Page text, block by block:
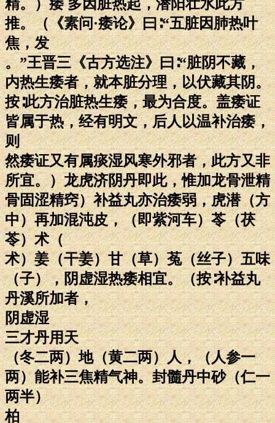
精。）痿 多因脏热起，潜阳壮水此方
推。（《素问·痿论》曰∶“五脏因肺热叶
焦，发
。”王晋三《古方选注》曰∶“脏阴不藏，
内热生痿者，就本脏分理，以伏藏其阴。
按∶此方治脏热生痿，最为合度。盖痿证
皆属于热，经有明文，后人以温补治痿，
则
然痿证又有属痰湿风寒外邪者，此方又非
所宜。）龙虎济阴丹即此，惟加龙骨泄精
骨固涩精窍）补益丸亦治痿弱，虎潜（方
中）再加混沌皮，（即紫河车）苓（茯
苓）术（
术）姜（干姜）甘（草）菟（丝子）五味
（子），阴虚湿热痿相宜。（按∶补益丸
丹溪所加者，
阴虚湿
三才丹用天
（冬二两）地（黄二两）人，（人参一
两）能补三焦精气神。封髓丹中砂（仁一
两半）
柏